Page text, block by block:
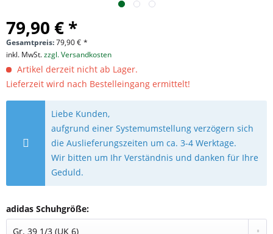
79,90 € *
Gesamtpreis:79,90€ *
inkl. MwSt.zzgl. Versandkosten
Artikel derzeit nicht ab Lager.
Lieferzeit wird nach Bestelleingang ermittelt!
Liebe Kunden,
aufgrund einer Systemumstellung verzögern sich
die Auslieferungszeiten um ca. 3-4 Werktage.
Wir bitten um Ihr Verständnis und danken für Ihre
Geduld.
adidas Schuhgröße: